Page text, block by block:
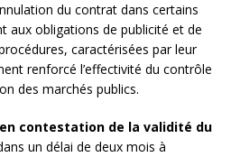
du contrat dans certains
aux obligations de publicité et de
caractérisées par leur
renforcé l’effectivité du contrôle
des marchés publics.
contestation de la validité du
un délai de deux mois à